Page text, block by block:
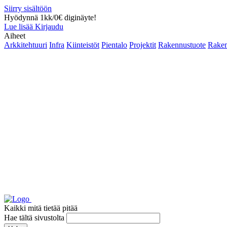
Siirry sisältöön
Hyödynnä 1kk/0€ diginäyte!
Lue lisää Kirjaudu
Aiheet
Arkkitehtuuri Infra Kiinteistöt Pientalo Projektit Rakennustuote
Kaikki mitä tietää pitää
Hae tältä sivustolta